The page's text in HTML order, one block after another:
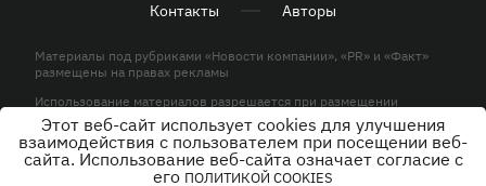
Контакты Авторы
Материалы под рубриками «Новости компании», «PR» и «Факт»
размещены на правах рекламы
Использование материалов разрешается при размещении
активной гиперссылки на KP.UA в первом абзаце.
© ООО «ЮЛАВ МЕДИА»,2026. Все права защищены.
Этот веб-сайт использует cookies для улучшения
взаимодействия с пользователем при посещении веб-
сайта. Использование веб-сайта означает согласие с
его ПОЛИТИКОЙ COOKIES